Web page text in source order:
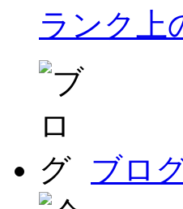
ランク上
ブロ